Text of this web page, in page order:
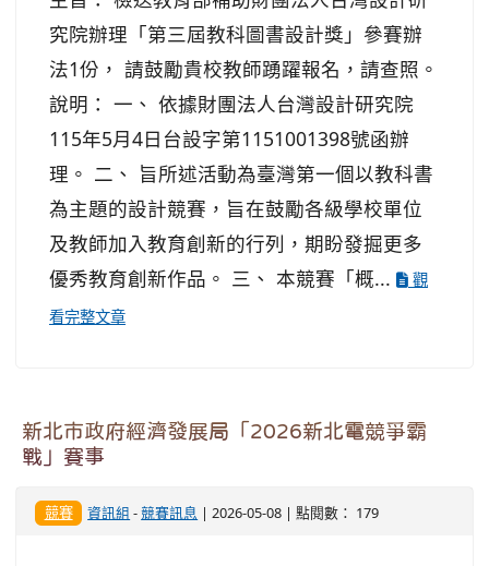
究院辦理「第三屆教科圖書設計獎」參賽辦
法1份， 請鼓勵貴校教師踴躍報名，請查照。
說明： 一、 依據財團法人台灣設計研究院
115年5月4日台設字第1151001398號函辦
理。 二、 旨所述活動為臺灣第一個以教科書
為主題的設計競賽，旨在鼓勵各級學校單位
及教師加入教育創新的行列，期盼發掘更多
優秀教育創新作品。 三、 本競賽「概...
觀
看完整文章
新北市政府經濟發展局「2026新北電競爭霸
戰」賽事
競賽 資訊組 -競賽訊息 | 2026-05-08 | 點閱數： 179